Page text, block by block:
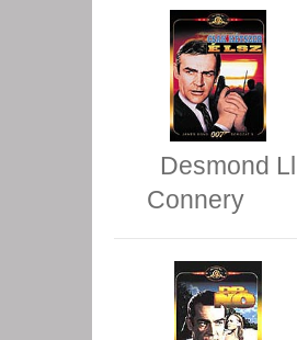
Desmond
Connery